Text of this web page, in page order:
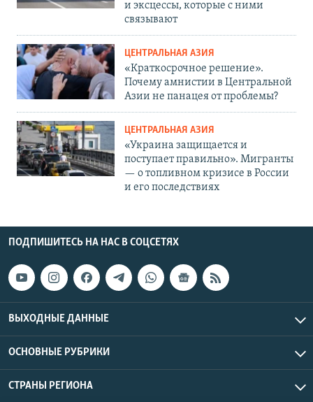
и эксцессы, которые с ними
связывают
ЦЕНТРАЛЬНАЯ АЗИЯ
«Краткосрочное решение».
Почему амнистии в Центральной
Азии не панацея от проблемы?
ЦЕНТРАЛЬНАЯ АЗИЯ
«Украина защищается и
поступает правильно». Мигранты
— о топливном кризисе в России
и его последствиях
ПОДПИШИТЕСЬ НА НАС В СОЦСЕТЯХ
ВЫХОДНЫЕ ДАННЫЕ
ОСНОВНЫЕ РУБРИКИ
СТРАНЫ РЕГИОНА